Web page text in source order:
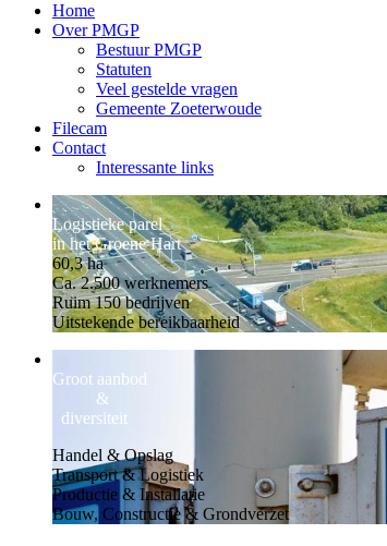
Home
Over PMGP
Bestuur PMGP
Statuten
Veel gestelde vragen
Gemeente Zoeterwoude
Filecam
Contact
Interessante links
Logistieke parel
in het Groene Hart
60,3 ha
Ca. 2.500 werknemers
Ruim 150 bedrijven
Uitstekende bereikbaarheid
Groot aanbod
&
diversiteit
Handel & Opslag
Transport & Logistiek
Productie & Installatie
Bouw, Constructie & Grondverzet